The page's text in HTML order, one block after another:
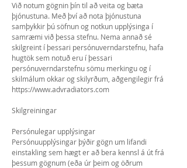
Við notum gögnin þín til að veita og bæta
þjónustuna. Með því að nota þjónustuna
samþykkir þú söfnun og notkun upplýsinga í
samræmi við þessa stefnu. Nema annað sé
skilgreint í þessari persónuverndarstefnu, hafa
hugtök sem notuð eru í þessari
persónuverndarstefnu sömu merkingu og í
skilmálum okkar og skilyrðum, aðgengilegir frá
https://www.advradiators.com
Skilgreiningar
Persónulegar upplýsingar
Persónuupplýsingar þýðir gögn um lifandi
einstakling sem hægt er að bera kennsl á út frá
þessum gögnum (eða úr þeim og öðrum